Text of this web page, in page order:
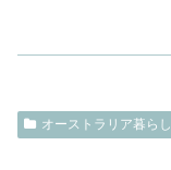
オーストラリア暮らし